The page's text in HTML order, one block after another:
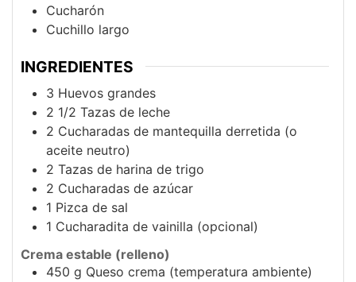
Cucharón
Cuchillo largo
INGREDIENTES
3 Huevos grandes
2 1/2 Tazas de leche
2 Cucharadas de mantequilla derretida (o
aceite neutro)
2 Tazas de harina de trigo
2 Cucharadas de azúcar
1 Pizca de sal
1 Cucharadita de vainilla (opcional)
Crema estable (relleno)
450 g Queso crema (temperatura ambiente)